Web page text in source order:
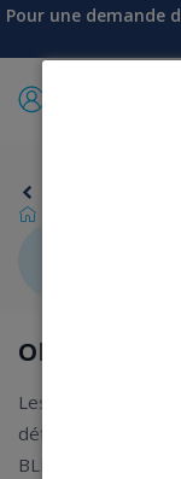
Pour une demande
Objet
Les présentes
définir les droits et
BLEUS et du